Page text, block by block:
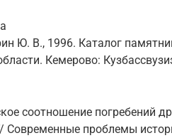
Ю. В., 1996. Каталог
Кемерово:
соотношение погребений
Современные проблемы